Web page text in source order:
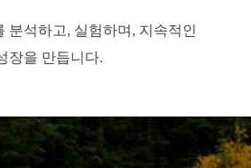
분석하고, 실험하며, 지속적인
장을 만듭니다.